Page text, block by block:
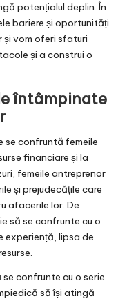
potențialul deplin. În
bariere și oportunități
și vom oferi sfaturi
și a construi o
întâmpinate
se confruntă femeile
financiare și la
femeile antreprenor
și prejudecățile care
afacerile lor. De
să se confrunte cu o
experiență, lipsa de
confrunte cu o serie
să își atingă